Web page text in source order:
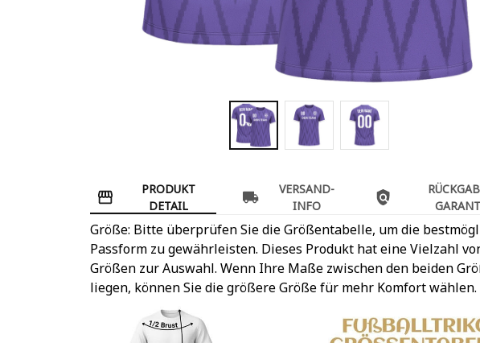
PRODUKT
DETAIL
VERSAND-
INFO
Größe: Bitte überprüfen Sie die Größentabelle, um die
Passform zu gewährleisten. Dieses Produkt hat eine Vielzahl
Größen zur Auswahl. Wenn Ihre Maße zwischen den beiden
liegen, können Sie die größere Größe für mehr Komfort wählen.